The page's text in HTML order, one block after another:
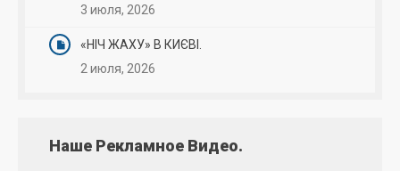
3 июля, 2026
«НІЧ ЖАХУ» В КИЄВІ.
2 июля, 2026
Наше Рекламное Видео.